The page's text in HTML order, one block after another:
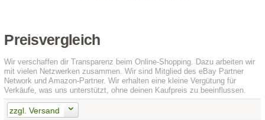
Preisvergleich
Wir verschaffen dir Transparenz beim Online-Shopping. Dazu arbeiten wir
mit vielen Netzwerken zusammen. Wir sind Mitglied des eBay Partner
Network und Amazon-Partner. Wir erhalten eine kleine Vergütung für
Verkäufe, was uns unterstützt, ohne deinen Kaufpreis zu beeinflussen.
zzgl. Versand